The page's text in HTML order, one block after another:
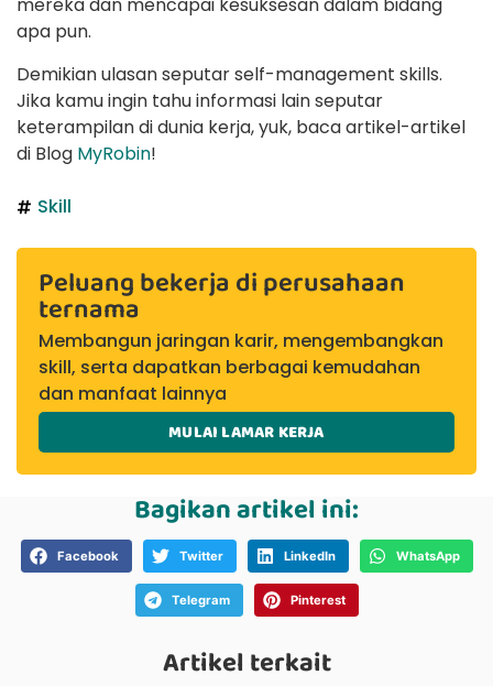
mereka dan mencapai kesuksesan dalam bidang
apa pun.
Demikian ulasan seputar self-management skills.
Jika kamu ingin tahu informasi lain seputar
keterampilan di dunia kerja, yuk, baca artikel-artikel
di Blog MyRobin!
Skill
Peluang bekerja di perusahaan
ternama
Membangun jaringan karir, mengembangkan
skill, serta dapatkan berbagai kemudahan
dan manfaat lainnya
MULAI LAMAR KERJA
Bagikan artikel ini:
Facebook Twitter LinkedIn WhatsApp
Telegram Pinterest
Artikel terkait